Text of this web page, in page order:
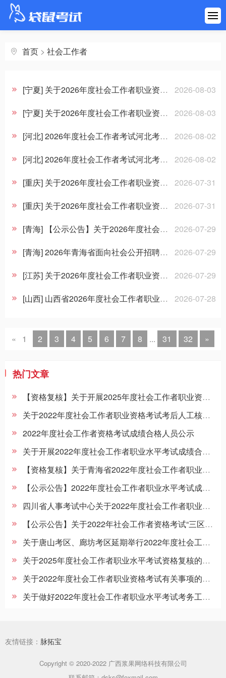
首页
建筑工程
财会金融
职业资格
学历考研
招聘信息
首页 > 社会工作者
2026-08-03
[宁夏] 关于2026年度社会工作者职业资格考试成绩合格人员资格复审的通知
2026-08-03
[宁夏] 关于2026年度社会工作者职业资格考试成绩合格人员的公示
2026-08-02
[河北] 2026年度社会工作者考试河北考区需要现场资格复审人员公示
2026-08-02
[河北] 2026年度社会工作者考试河北考区需要现场资格复审人员公示
2026-07-31
[重庆] 关于2026年度社会工作者职业资格考试资格复核的通知
2026-07-31
[重庆] 关于2026年度社会工作者职业资格考试重庆考区拟取得资格证书人员承诺情况的公示
2026-07-29
[青海] 【公示公告】关于2026年度社会工作者职业资格考试成绩合格人员承诺情况的公示
2026-07-29
[青海] 2026年青海省面向社会公开招聘工会社会工作者递补体检、考察（政审）的通知
2026-07-29
[江苏] 关于2026年度社会工作者职业资格考试审查有关事项的说明
2026-07-28
[山西] 山西省2026年度社会工作者职业资格考试成绩合格人员资格审核公告
« 1 2 3 4 5 6 7 8 ... 31 32 »
热门文章
【资格复核】关于开展2025年度社会工作者职业资格考试考后资格复核工作的通知
关于2022年度社会工作者职业资格考试考后人工核查公告
2022年度社会工作者资格考试成绩合格人员公示
关于开展2022年度社会工作者职业水平考试成绩合格人员践诺情况抽查工作的通知
【资格复核】关于青海省2022年度社会工作者职业水平考试考后资格复核工作的通知
【公示公告】2022年度社会工作者职业水平考试成绩合格人员公示
四川省人事考试中心关于2022年度社会工作者职业水平考试四川省拟取得证书或合格证明人员公示
【公示公告】关于2022年社会工作者资格考试“三区三州”考生资格认定结果的公示
关于唐山考区、廊坊考区延期举行2022年度社会工作者职业水平考试、高级经济专业技术资格考试和上半年翻译专业资格（水平）考试的通告
关于2025年度社会工作者职业水平考试资格复核的通知
关于2022年度社会工作者职业资格考试有关事项的通告
关于做好2022年度社会工作者职业水平考试考务工作的通知
友情链接： 脉拓宝
Copyright © 2020-2022 广西浆果网络科技有限公司